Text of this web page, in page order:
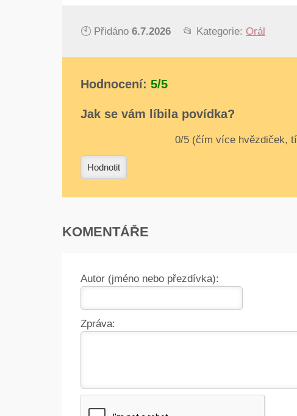
🕙 Přidáno 6.7.2026 📂 Kategorie: Orál
Hodnocení: 5/5
Jak se vám líbila povídka?
Hodnotit
KOMENTÁŘE
Autor (jméno nebo přezdívka):
Zpráva: